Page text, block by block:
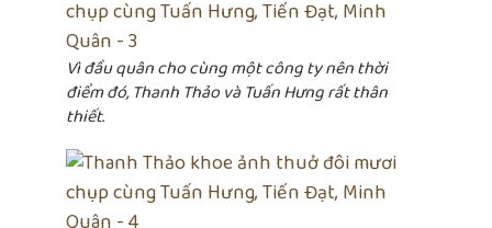
Vì đầu quân cho cùng một công ty nên thời
điểm đó, Thanh Thảo và Tuấn Hưng rất thân
thiết.